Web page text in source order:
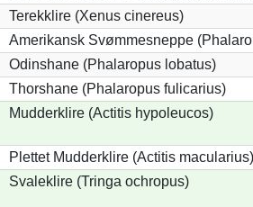
Terekklire (Xenus cinereus)
Amerikansk Svømmesneppe
Odinshane (Phalaropus lobatus)
Thorshane (Phalaropus fulicarius)
Mudderklire (Actitis hypoleucos)
Plettet Mudderklire (Actitis macularius)
Svaleklire (Tringa ochropus)